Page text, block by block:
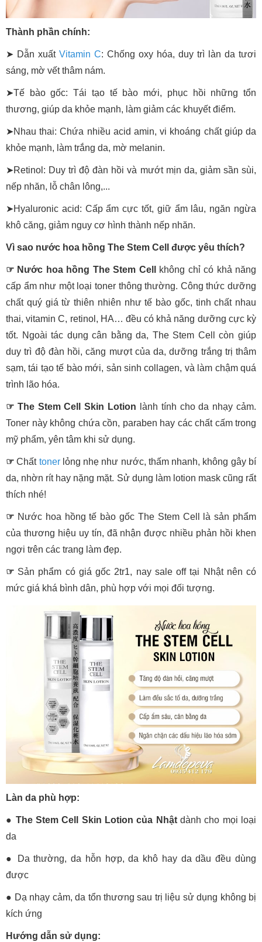
Thành phần chính:
➤ Dẫn xuất Vitamin C: Chống oxy hóa, duy trì làn da tươi
sáng, mờ vết thâm nám.
➤Tế bào gốc: Tái tạo tế bào mới, phục hồi những tổn
thương, giúp da khỏe mạnh, làm giảm các khuyết điểm.
➤Nhau thai: Chứa nhiều acid amin, vi khoáng chất giúp da
khỏe mạnh, làm trắng da, mờ melanin.
➤Retinol: Duy trì độ đàn hồi và mướt mịn da, giảm sần sùi,
nếp nhăn, lỗ chân lông,...
➤Hyaluronic acid: Cấp ẩm cực tốt, giữ ẩm lâu, ngăn ngừa
khô căng, giảm nguy cơ hình thành nếp nhăn.
Vì sao nước hoa hồng The Stem Cell được yêu thích?
☞ Nước hoa hồng The Stem Cell
không chỉ có khả năng
cấp ẩm như một loại toner thông thường. Công thức dưỡng
chất quý giá từ thiên nhiên như tế bào gốc, tinh chất nhau
thai, vitamin C, retinol, HA… đều có khả năng dưỡng cực kỳ
tốt. Ngoài tác dụng cân bằng da, The Stem Cell còn giúp
duy trì độ đàn hồi, căng mượt của da, dưỡng trắng trị thâm
sạm, tái tạo tế bào mới, sản sinh collagen, và làm chậm quá
trình lão hóa.
☞ The Stem Cell Skin Lotion lành tính cho da nhạy cảm.
Toner này không chứa cồn, paraben hay các chất cấm trong
mỹ phẩm, yên tâm khi sử dụng.
☞Chất toner lỏng nhẹ như nước, thấm nhanh, không gây bí
da, nhờn rít hay nặng mặt. Sử dụng làm lotion mask cũng rất
thích nhé!
☞ Nước hoa hồng tế bào gốc The Stem Cell là sản phẩm
của thương hiệu uy tín, đã nhận được nhiều phản hồi khen
ngợi trên các trang làm đẹp.
☞ Sản phẩm có giá gốc 2tr1, nay sale off tại Nhật nên có
mức giá khá bình dân, phù hợp với mọi đối tượng.
Làn da phù hợp:
● The Stem Cell Skin Lotion của Nhậtdành cho mọi loại
da
●
Da thường, da hỗn hợp, da khô hay da dầu đều dùng
được
● Dạ nhạy cảm, da tổn thương sau trị liệu sử dụng không bị
kích ứng
Hướng dẫn sử dụng: